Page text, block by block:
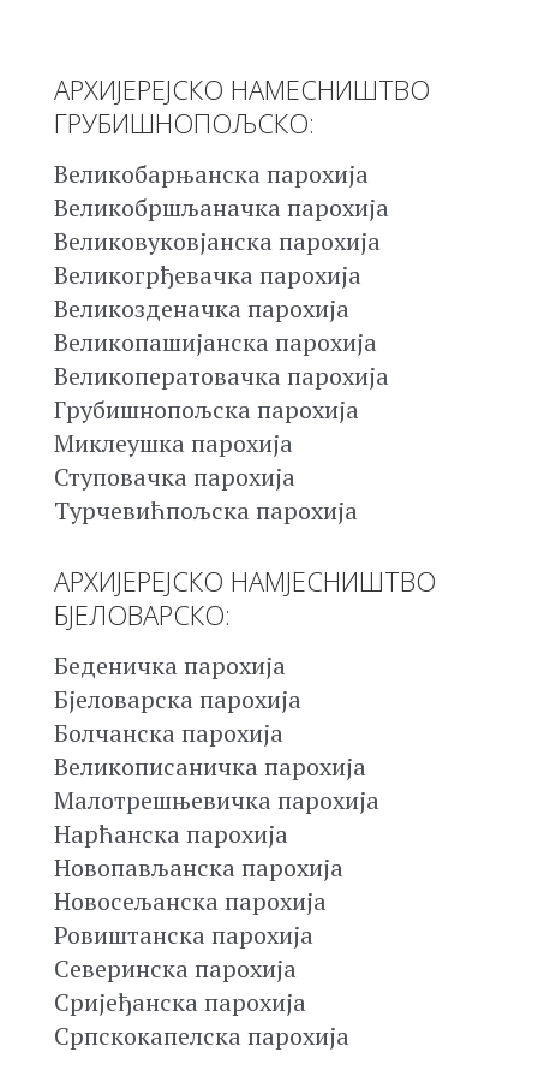
АРХИЈЕРЕЈСКО НАМЕСНИШТВО
ГРУБИШНОПОЉСКО:
Великобарњанска парохија
Великобршљаначка парохија
Великовуковјанска парохија
Великогрђевачка парохија
Великозденачка парохија
Великопашијанска парохија
Великоператовачка парохија
Грубишнопољска парохија
Миклеушка парохија
Ступовачка парохија
Турчевићпољска парохија
АРХИЈЕРЕЈСКО НАМЈЕСНИШТВО
БЈЕЛОВАРСКО:
Беденичка парохија
Бјеловарска парохија
Болчанска парохија
Великописаничка парохија
Малотрешњевичка парохија
Нарћанска парохија
Новопављанска парохија
Новосељанска парохија
Ровиштанска парохија
Северинска парохија
Сријеђанска парохија
Српскокапелска парохија